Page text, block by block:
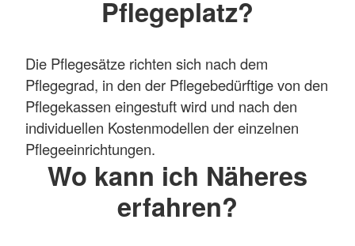
Pflegeplatz?
Die Pflegesätze richten sich nach dem
Pflegegrad, in den der Pflegebedürftige von den
Pflegekassen eingestuft wird und nach den
individuellen Kostenmodellen der einzelnen
Pflegeeinrichtungen.
Wo kann ich Näheres
erfahren?